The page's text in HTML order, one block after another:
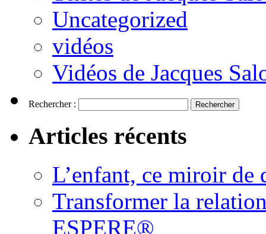
Uncategorized
vidéos
Vidéos de Jacques
Rechercher :
Articles récents
L’enfant, ce miroir de
Transformer la
ESPERE®